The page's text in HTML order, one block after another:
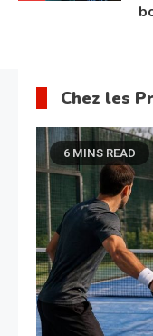
Chez les
6 MINS READ